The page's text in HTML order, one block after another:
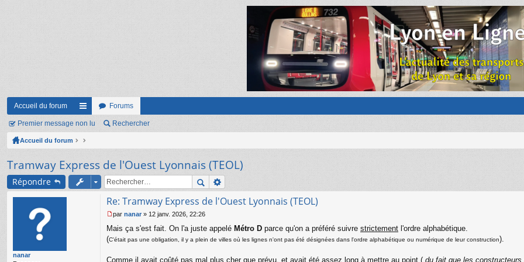
Accueil du forum
ac
co
ci
s
Forums
Premier message non lu Rechercher
Accueil du forum
Tramway Express de l'Ouest Lyonnais (TEOL)
Répondre
nanar
Re: Tramway Express de l'Ouest Lyonnais (TEOL)
e
s
par nanar » 12 janv. 2026, 22:26
Mais ça s'est fait. On l'a juste appelé Métro D parce qu'on a préféré suivre strictement l'ordre alphabétique.
(C'était pas une obligation, il y a plein de villes où les lignes n'ont pas été désignées dans l'ordre alphabétique ou numérique de leur construction).
Comme il avait coûté pas mal plus cher que prévu, et avait été assez long à mettre au point ( du fait que les